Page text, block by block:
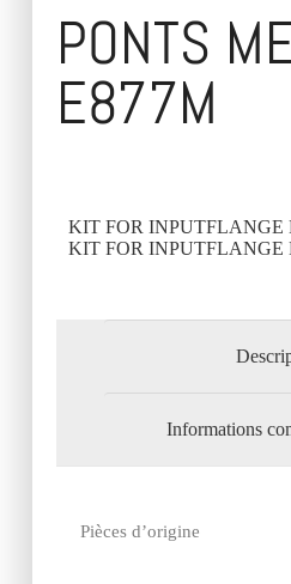
PONTS
E877M
KIT FOR INPUTFLANGE
KIT FOR INPUTFLANGE
Informations
Pièces d’origine